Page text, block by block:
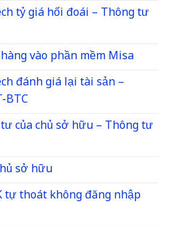
tỷ giá hối đoái – Thông tư
vào phần mềm Misa
đánh giá lại tài sản –
của chủ sở hữu – Thông tư
sở hữu
tự thoát không đăng nhập